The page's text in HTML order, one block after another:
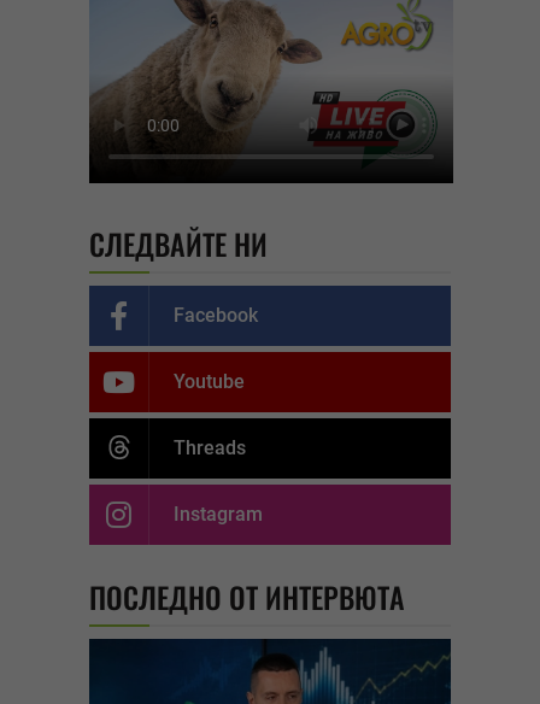
СЛЕДВАЙТЕ НИ
Facebook
Youtube
Threads
Instagram
ПОСЛЕДНО ОТ ИНТЕРВЮТА